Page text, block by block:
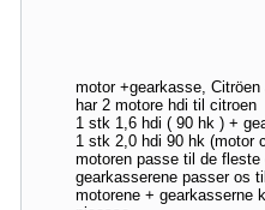
motor +gearkasse, Citröen
har 2 motore hdi til citroen
1 stk 1,6 hdi ( 90 hk ) +
1 stk 2,0 hdi 90 hk (motor
motoren passe til de fleste
gearkasserene passer os
motorene + gearkasserne